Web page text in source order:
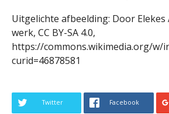
Uitgelichte afbeelding: Door Elekes
werk, CC BY-SA 4.0,
https://commons.wikimedia.org/w/
curid=46878581
Twitter Facebook